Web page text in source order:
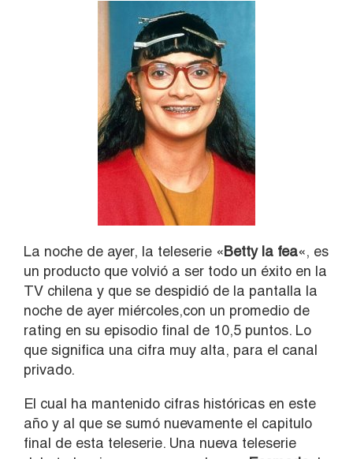
La noche de ayer, la teleserie «Betty la fea«, es
un producto que volvió a ser todo un éxito en la
TV chilena y que se despidió de la pantalla la
noche de ayer miércoles,con un promedio de
rating en su episodio final de 10,5 puntos. Lo
que significa una cifra muy alta, para el canal
privado.
El cual ha mantenido cifras históricas en este
año y al que se sumó nuevamente el capitulo
final de esta teleserie. Una nueva teleserie